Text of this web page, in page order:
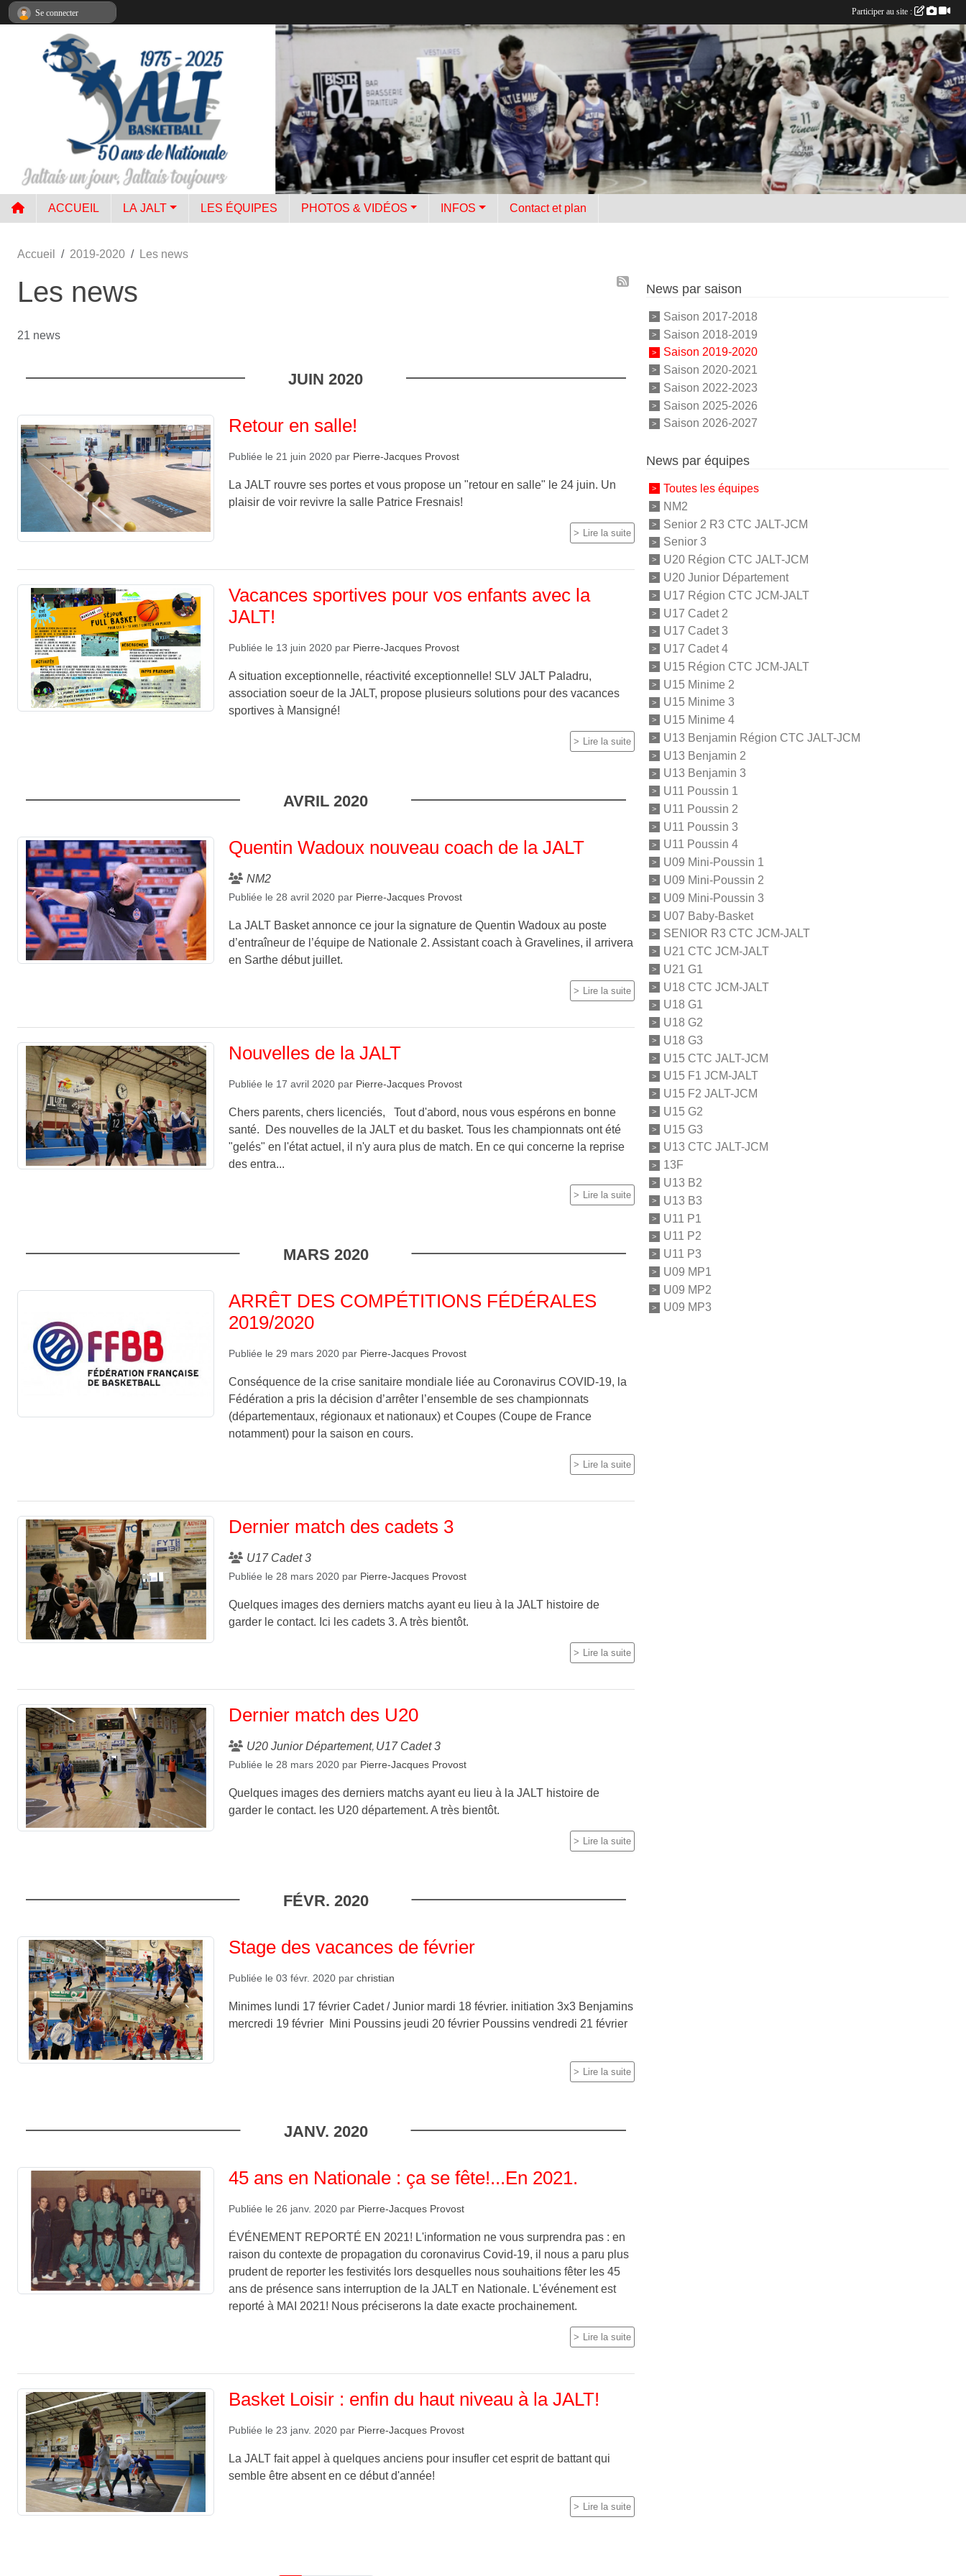
ACCUEIL LA JALT LES ÉQUIPES PHOTOS & VIDÉOS INFOS Contact et plan
Accueil 2019-2020 Les news
Les news
21 news
JUIN 2020
Retour en salle!
Publiée le 21 juin 2020 par Pierre-Jacques Provost
La JALT rouvre ses portes et vous propose un "retour en salle" le 24 juin. Un
plaisir de voir revivre la salle Patrice Fresnais!
Lire la suite
Vacances sportives pour vos enfants avec la
JALT!
Publiée le 13 juin 2020 par Pierre-Jacques Provost
A situation exceptionnelle, réactivité exceptionnelle! SLV JALT Paladru,
association soeur de la JALT, propose plusieurs solutions pour des vacances
sportives à Mansigné!
Lire la suite
AVRIL 2020
Quentin Wadoux nouveau coach de la JALT
NM2
Publiée le 28 avril 2020 par Pierre-Jacques Provost
La JALT Basket annonce ce jour la signature de Quentin Wadoux au poste
d’entraîneur de l’équipe de Nationale 2. Assistant coach à Gravelines, il arrivera
en Sarthe début juillet.
Lire la suite
Nouvelles de la JALT
Publiée le 17 avril 2020 par Pierre-Jacques Provost
Chers parents, chers licenciés, Tout d'abord, nous vous espérons en bonne
santé. Des nouvelles de la JALT et du basket. Tous les championnats ont été
"gelés" en l'état actuel, il n'y aura plus de match. En ce qui concerne la reprise
des entra...
Lire la suite
MARS 2020
ARRÊT DES COMPÉTITIONS FÉDÉRALES
2019/2020
Publiée le 29 mars 2020 par Pierre-Jacques Provost
Conséquence de la crise sanitaire mondiale liée au Coronavirus COVID-19, la
Fédération a pris la décision d’arrêter l’ensemble de ses championnats
(départementaux, régionaux et nationaux) et Coupes (Coupe de France
notamment) pour la saison en cours.
Lire la suite
Dernier match des cadets 3
U17 Cadet 3
Publiée le 28 mars 2020 par Pierre-Jacques Provost
Quelques images des derniers matchs ayant eu lieu à la JALT histoire de
garder le contact. Ici les cadets 3. A très bientôt.
Lire la suite
Dernier match des U20
U20 Junior Département U17 Cadet 3
Publiée le 28 mars 2020 par Pierre-Jacques Provost
Quelques images des derniers matchs ayant eu lieu à la JALT histoire de
garder le contact. les U20 département. A très bientôt.
Lire la suite
FÉVR. 2020
Stage des vacances de février
Publiée le03 févr. 2020 parchristian
Minimes lundi 17 février Cadet / Junior mardi 18 février. initiation 3x3 Benjamins
mercredi 19 février Mini Poussins jeudi 20 février Poussins vendredi 21 février
Lire la suite
JANV. 2020
45 ans en Nationale : ça se fête!...En 2021.
Publiée le 26 janv. 2020 par Pierre-Jacques Provost
ÉVÉNEMENT REPORTÉ EN 2021! L'information ne vous surprendra pas : en
raison du contexte de propagation du coronavirus Covid-19, il nous a paru plus
prudent de reporter les festivités lors desquelles nous souhaitions fêter les 45
ans de présence sans interruption de la JALT en Nationale. L'événement est
reporté à MAI 2021! Nous préciserons la date exacte prochainement.
Lire la suite
Basket Loisir : enfin du haut niveau à la JALT!
Publiée le 23 janv. 2020 par Pierre-Jacques Provost
La JALT fait appel à quelques anciens pour insufler cet esprit de battant qui
semble être absent en ce début d'année!
Lire la suite
News par saison
Saison 2017-2018
Saison 2018-2019
Saison 2019-2020
Saison 2020-2021
Saison 2022-2023
Saison 2025-2026
Saison 2026-2027
News par équipes
Toutes les équipes
NM2
Senior 2 R3 CTC JALT-JCM
Senior 3
U20 Région CTC JALT-JCM
U20 Junior Département
U17 Région CTC JCM-JALT
U17 Cadet 2
U17 Cadet 3
U17 Cadet 4
U15 Région CTC JCM-JALT
U15 Minime 2
U15 Minime 3
U15 Minime 4
U13 Benjamin Région CTC JALT-JCM
U13 Benjamin 2
U13 Benjamin 3
U11 Poussin 1
U11 Poussin 2
U11 Poussin 3
U11 Poussin 4
U09 Mini-Poussin 1
U09 Mini-Poussin 2
U09 Mini-Poussin 3
U07 Baby-Basket
SENIOR R3 CTC JCM-JALT
U21 CTC JCM-JALT
U21 G1
U18 CTC JCM-JALT
U18 G1
U18 G2
U18 G3
U15 CTC JALT-JCM
U15 F1 JCM-JALT
U15 F2 JALT-JCM
U15 G2
U15 G3
U13 CTC JALT-JCM
13F
U13 B2
U13 B3
U11 P1
U11 P2
U11 P3
U09 MP1
U09 MP2
U09 MP3
Se connecter Participer au site :
Panneau de gestion des cookies